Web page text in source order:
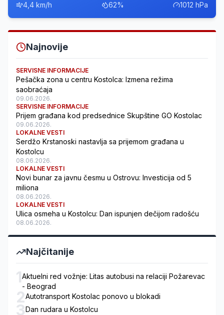
4,4 km/h 62% 1012 hPa
Najnovije
SERVISNE INFORMACIJE
Pešačka zona u centru Kostolca: Izmena režima
saobraćaja
09.06.2026.
SERVISNE INFORMACIJE
Prijem građana kod predsednice Skupštine GO Kostolac
09.06.2026.
LOKALNE VESTI
Serdžo Krstanoski nastavlja sa prijemom građana u
Kostolcu
08.06.2026.
LOKALNE VESTI
Novi bunar za javnu česmu u Ostrovu: Investicija od 5
miliona
08.06.2026.
LOKALNE VESTI
Ulica osmeha u Kostolcu: Dan ispunjen dečijom radošću
08.06.2026.
Najčitanije
1Aktuelni red vožnje: Litas autobusi na relaciji Požarevac
- Beograd
2Autotransport Kostolac ponovo u blokadi
3Dan rudara u Kostolcu